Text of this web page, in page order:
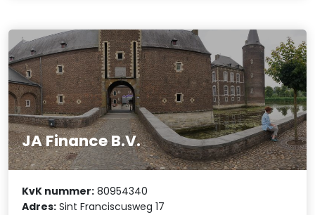
JA Finance B.V.
KvK nummer: 80954340
Adres: Sint Franciscusweg 17